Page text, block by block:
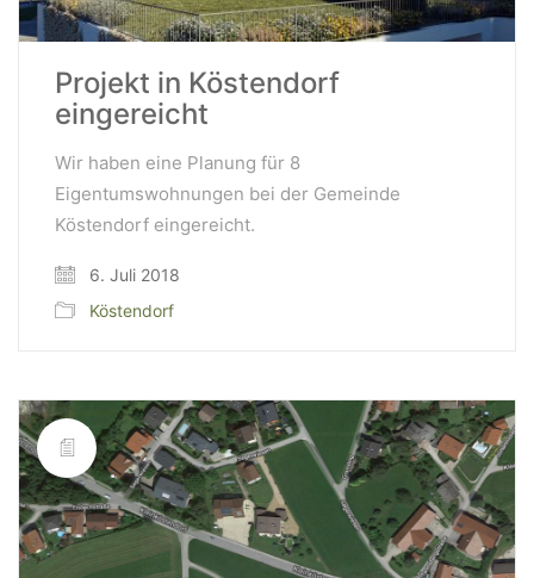
Projekt in Köstendorf
eingereicht
Wir haben eine Planung für 8
Eigentumswohnungen bei der Gemeinde
Köstendorf eingereicht.
6. Juli 2018
Köstendorf
Bergheimerstraße 45
A-5020 Salzburg
office@weiserleben.at
+43(0) 664 244 88 38